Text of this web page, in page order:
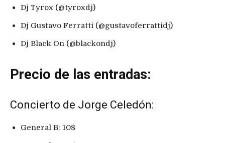
Dj Tyrox (@tyroxdj)
Dj Gustavo Ferratti (@gustavoferrattidj)
Dj Black On (@blackondj)
Precio de las entradas:
Concierto de Jorge Celedón:
General B: 10$